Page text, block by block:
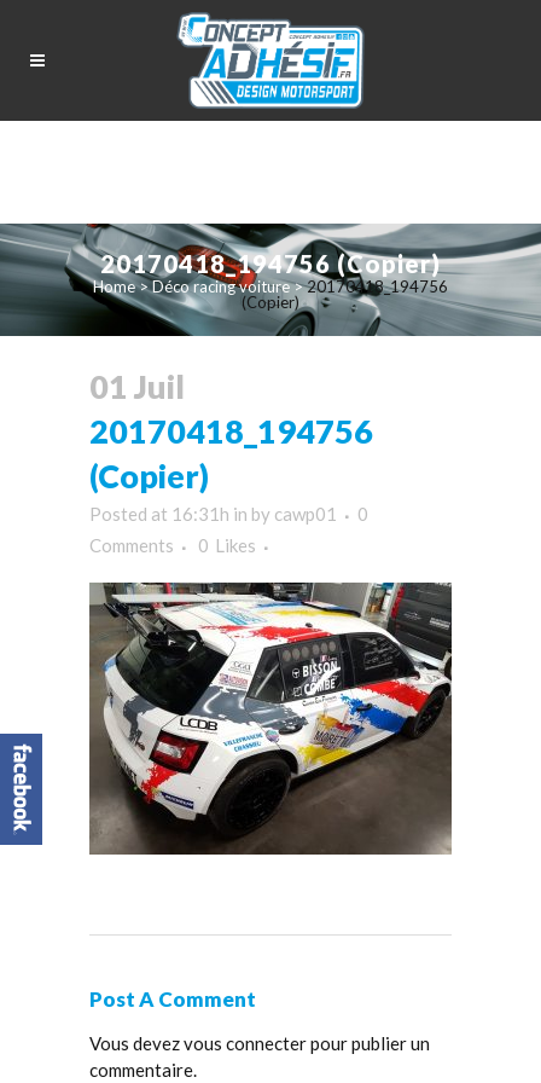
20170418_194756 (Copier)
Home>Déco racing voiture>20170418_194756
(Copier)
01 Juil
20170418_194756
(Copier)
Posted at 16:31h in by cawp01
0
Comments
0 Likes
Post A Comment
Vous devezvous connecterpour publier un
commentaire.